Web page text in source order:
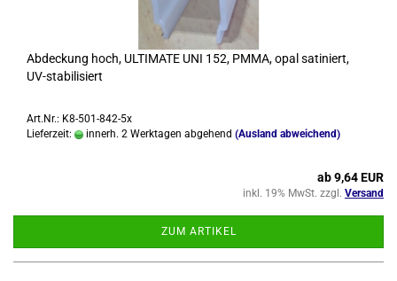
Ab­de­ckung hoch, UL­TI­MA­TE UNI 152, PMMA, opal sa­ti­niert,
UV-​sta­bi­li­siert
Art.Nr.: K8-501-842-5x
Lieferzeit:
innerh. 2 Werktagen abgehend (Ausland abweichend)
ab 9,64 EUR
inkl. 19% MwSt. zzgl. Versand
ZUM ARTIKEL